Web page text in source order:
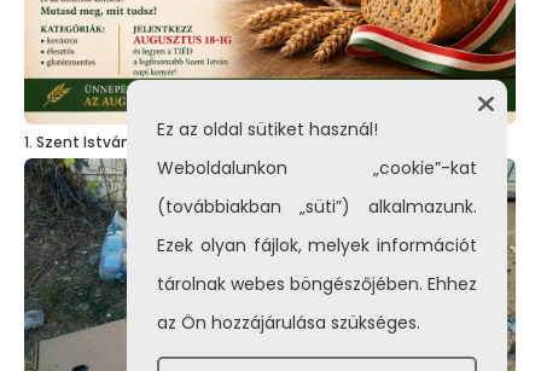
1. Szent István – napi kenyérverseny
Ez az oldal sütiket használ!
Weboldalunkon „cookie”-kat
(továbbiakban „süti”) alkalmazunk.
Ezek olyan fájlok, melyek információt
tárolnak webes böngészőjében. Ehhez
az Ön hozzájárulása szükséges.